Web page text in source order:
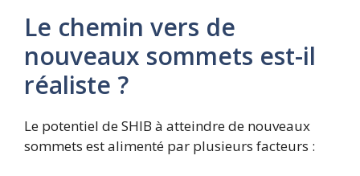
Le chemin vers de
nouveaux sommets est-il
réaliste ?
Le potentiel de SHIB à atteindre de nouveaux
sommets est alimenté par plusieurs facteurs :